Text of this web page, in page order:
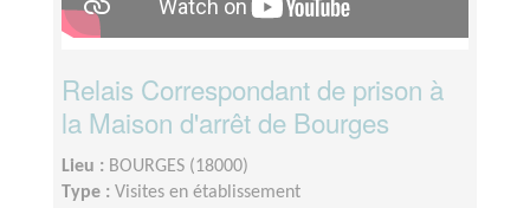
Relais Correspondant de prison à
la Maison d'arrêt de Bourges
Lieu : BOURGES (18000)
Type : Visites en établissement